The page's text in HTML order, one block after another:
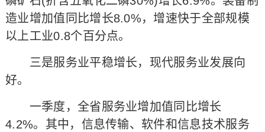
造业增加值同比增长8.0%，增速快于全部规模
以上工业0.8个百分点。
三是服务业平稳增长，现代服务业发展向
好。
一季度，全省服务业增加值同比增长
4.2%。其中，信息传输、软件和信息技术服务